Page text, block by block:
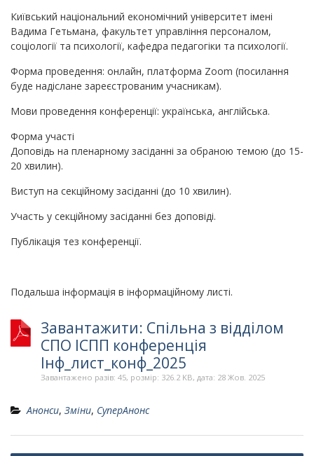
Київський національний економічний університет імені
Вадима Гетьмана, факультет управління персоналом,
соціології та психології, кафедра педагогіки та психології.
Форма проведення: онлайн, платформа Zoom (посилання
буде надіслане зареєстрованим учасникам).
Мови проведення конференції: українська, англійська.
Форма участі
Доповідь на пленарному засіданні за обраною темою (до 15-
20 хвилин).
Виступ на секційному засіданні (до 10 хвилин).
Участь у секційному засіданні без доповіді.
Публікація тез конференції.
Подальша інформація в інформаційному листі.
Завантажити: Спільна з відділом
СПО ІСПП конференція
Інф_лист_конф_2025
Завантажено разів: 45, розмір: 326.2 KB, дата: 28 Жов. 2025
Анонси, Зміни, СуперАнонс